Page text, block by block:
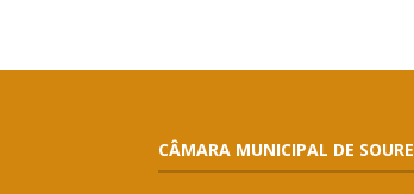
CÂMARA MUNICIPAL DE SOURE